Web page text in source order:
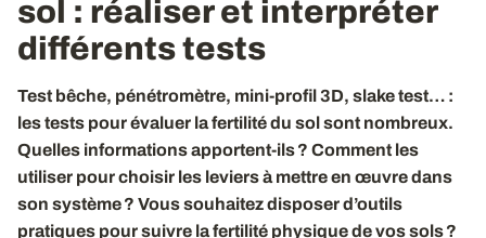
sol : réaliser et interpréter
différents tests
Test bêche, pénétromètre, mini-profil 3D, slake test… :
les tests pour évaluer la fertilité du sol sont nombreux.
Quelles informations apportent-ils ? Comment les
utiliser pour choisir les leviers à mettre en œuvre dans
son système ? Vous souhaitez disposer d’outils
pratiques pour suivre la fertilité physique de vos sols ?